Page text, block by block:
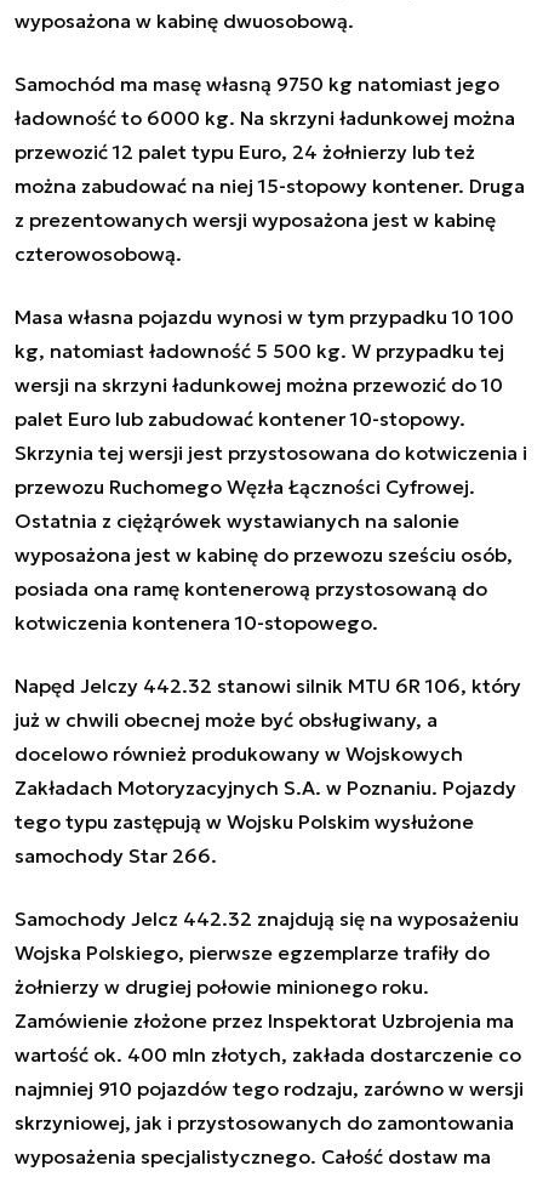
wyposażona w kabinę dwuosobową.
Samochód ma masę własną 9750 kg natomiast jego
ładowność to 6000 kg. Na skrzyni ładunkowej można
przewozić 12 palet typu Euro, 24 żołnierzy lub też
można zabudować na niej 15-stopowy kontener. Druga
z prezentowanych wersji wyposażona jest w kabinę
czterowosobową.
Masa własna pojazdu wynosi w tym przypadku 10 100
kg, natomiast ładowność 5 500 kg. W przypadku tej
wersji na skrzyni ładunkowej można przewozić do 10
palet Euro lub zabudować kontener 10-stopowy.
Skrzynia tej wersji jest przystosowana do kotwiczenia i
przewozu Ruchomego Węzła Łączności Cyfrowej.
Ostatnia z ciężąrówek wystawianych na salonie
wyposażona jest w kabinę do przewozu sześciu osób,
posiada ona ramę kontenerową przystosowaną do
kotwiczenia kontenera 10-stopowego.
Napęd Jelczy 442.32 stanowi silnik MTU 6R 106, który
już w chwili obecnej może być obsługiwany, a
docelowo również produkowany w Wojskowych
Zakładach Motoryzacyjnych S.A. w Poznaniu. Pojazdy
tego typu zastępują w Wojsku Polskim wysłużone
samochody Star 266.
Samochody Jelcz 442.32 znajdują się na wyposażeniu
Wojska Polskiego, pierwsze egzemplarze trafiły do
żołnierzy w drugiej połowie minionego roku.
Zamówienie złożone przez Inspektorat Uzbrojenia ma
wartość ok. 400 mln złotych, zakłada dostarczenie co
najmniej 910 pojazdów tego rodzaju, zarówno w wersji
skrzyniowej, jak i przystosowanych do zamontowania
wyposażenia specjalistycznego. Całość dostaw ma